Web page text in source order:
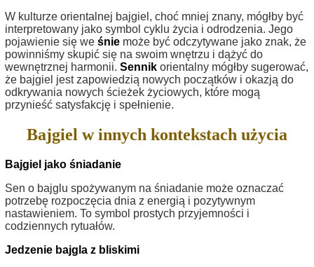
W kulturze orientalnej bajgiel, choć mniej znany, mógłby być
interpretowany jako symbol cyklu życia i odrodzenia. Jego
pojawienie się we śnie może być odczytywane jako znak, że
powinniśmy skupić się na swoim wnętrzu i dążyć do
wewnętrznej harmonii. Sennik orientalny mógłby sugerować,
że bajgiel jest zapowiedzią nowych początków i okazją do
odkrywania nowych ścieżek życiowych, które mogą
przynieść satysfakcję i spełnienie.
Bajgiel w innych kontekstach użycia
Bajgiel jako śniadanie
Sen o bajglu spożywanym na śniadanie może oznaczać
potrzebę rozpoczęcia dnia z energią i pozytywnym
nastawieniem. To symbol prostych przyjemności i
codziennych rytuałów.
Jedzenie bajgla z bliskimi